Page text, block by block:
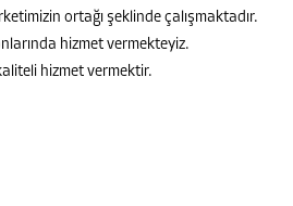
ortağı şeklinde çalışmaktadır.
hizmet vermekteyiz.
hizmet vermektir.